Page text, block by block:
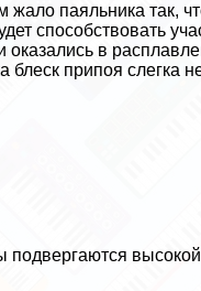
паяльника так,
способствовать
оказались в
припоя слегка
подвергаются